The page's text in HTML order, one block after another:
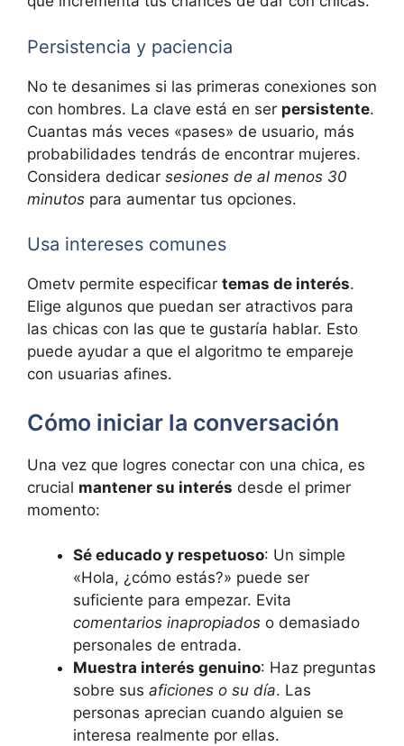
Persistencia y paciencia
No te desanimes si las primeras conexiones son
con hombres. La clave está en ser persistente.
Cuantas más veces «pases» de usuario, más
probabilidades tendrás de encontrar mujeres.
Considera dedicar sesiones de al menos 30
minutos para aumentar tus opciones.
Usa intereses comunes
Ometv permite especificar temas de interés.
Elige algunos que puedan ser atractivos para
las chicas con las que te gustaría hablar. Esto
puede ayudar a que el algoritmo te empareje
con usuarias afines.
Cómo iniciar la conversación
Una vez que logres conectar con una chica, es
crucial mantener su interés desde el primer
momento:
Sé educado y respetuoso: Un simple
«Hola, ¿cómo estás?» puede ser
suficiente para empezar. Evita
comentarios inapropiados o demasiado
personales de entrada.
Muestra interés genuino: Haz preguntas
sobre sus aficiones o su día. Las
personas aprecian cuando alguien se
interesa realmente por ellas.